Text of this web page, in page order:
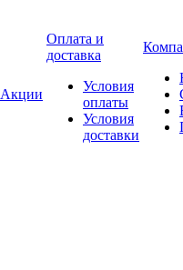
Акции
Оплата и
доставка
Условия
оплаты
Условия
доставки